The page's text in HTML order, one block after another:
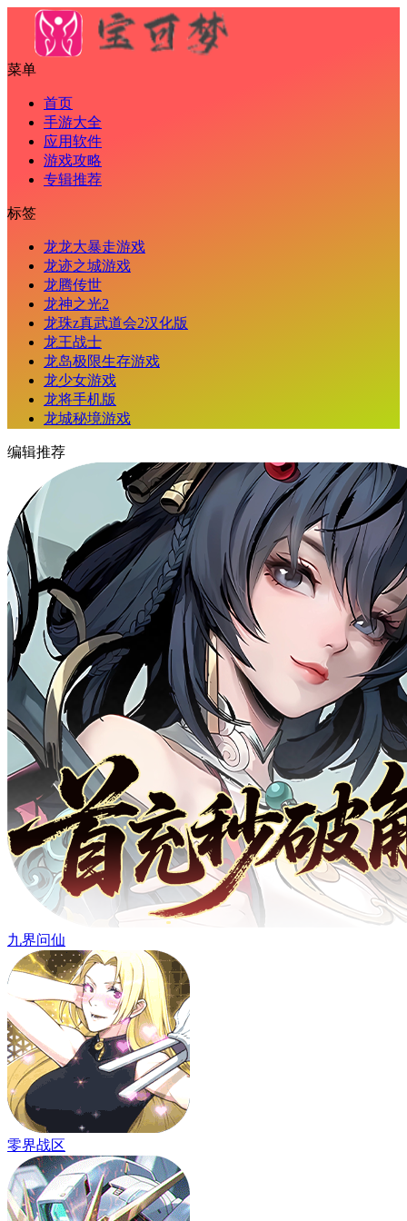
菜单
首页
手游大全
应用软件
游戏攻略
专辑推荐
标签
龙龙大暴走游戏
龙迹之城游戏
龙腾传世
龙神之光2
龙珠z真武道会2汉化版
龙王战士
龙岛极限生存游戏
龙少女游戏
龙将手机版
龙城秘境游戏
编辑推荐
九界问仙
零界战区